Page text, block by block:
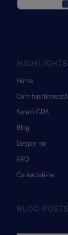
HIGHLIGHTS
Home
Cum funcționează
Solutii GR8
Blog
Despre noi
FAQ
Contactați-ne
BLOG POSTS